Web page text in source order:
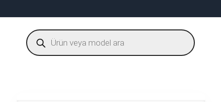
Products
search